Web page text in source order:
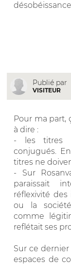
Publié par
VISITEUR
Pour ma part,
à dire :
- les titres
conjugués.
titres ne
- Sur
paraissait
réflexivité
ou la
comme
reflétait ses
Sur ce
espaces de